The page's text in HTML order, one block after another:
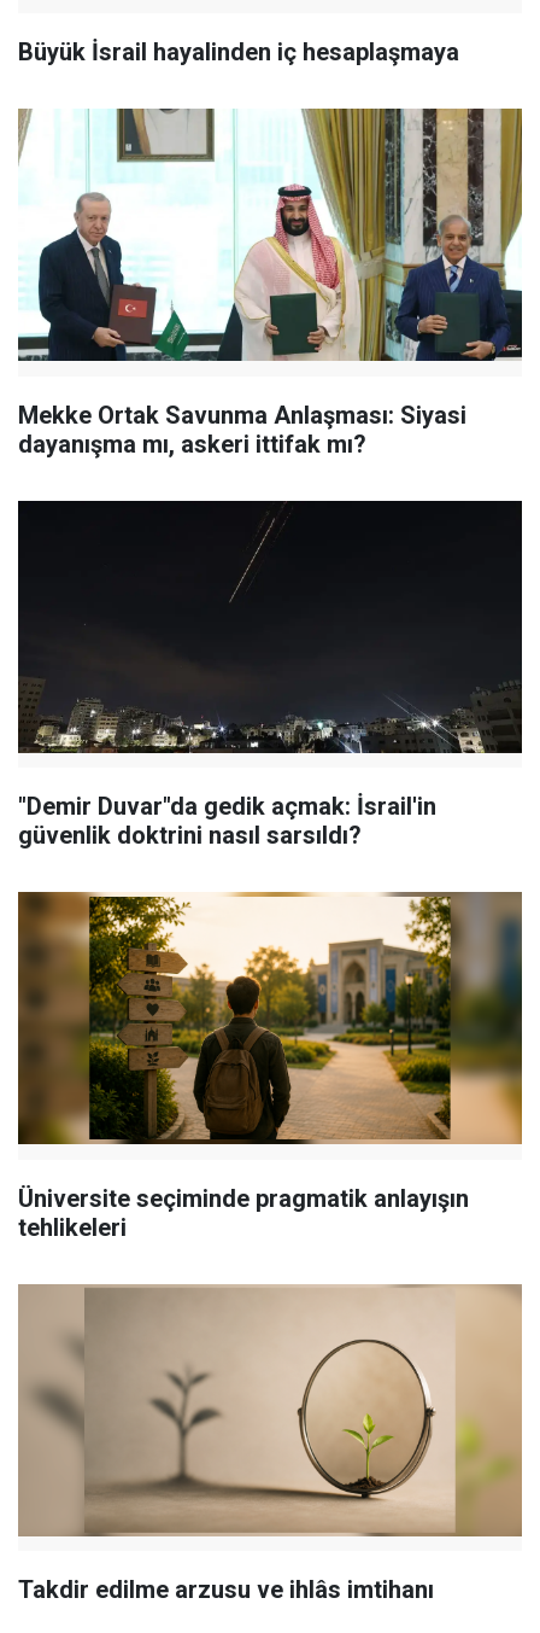
Büyük İsrail hayalinden iç hesaplaşmaya
Mekke Ortak Savunma Anlaşması: Siyasi
dayanışma mı, askeri ittifak mı?
"Demir Duvar"da gedik açmak: İsrail'in
güvenlik doktrini nasıl sarsıldı?
Üniversite seçiminde pragmatik anlayışın
tehlikeleri
Takdir edilme arzusu ve ihlâs imtihanı